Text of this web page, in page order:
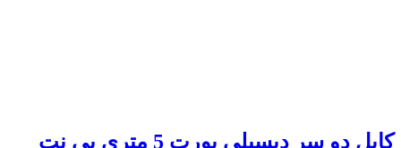
کابل دو سر دیسپلی پورت 5 متری بی نت